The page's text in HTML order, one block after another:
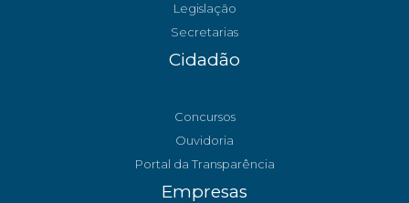
Legislação
Secretarias
Cidadão
Concursos
Ouvidoria
Portal da Transparência
Empresas